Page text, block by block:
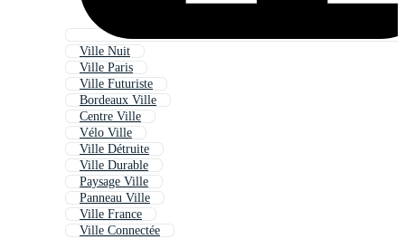
Ville Nuit
Ville Paris
Ville Futuriste
Bordeaux Ville
Centre Ville
Vélo Ville
Ville Détruite
Ville Durable
Paysage Ville
Panneau Ville
Ville France
Ville Connectée